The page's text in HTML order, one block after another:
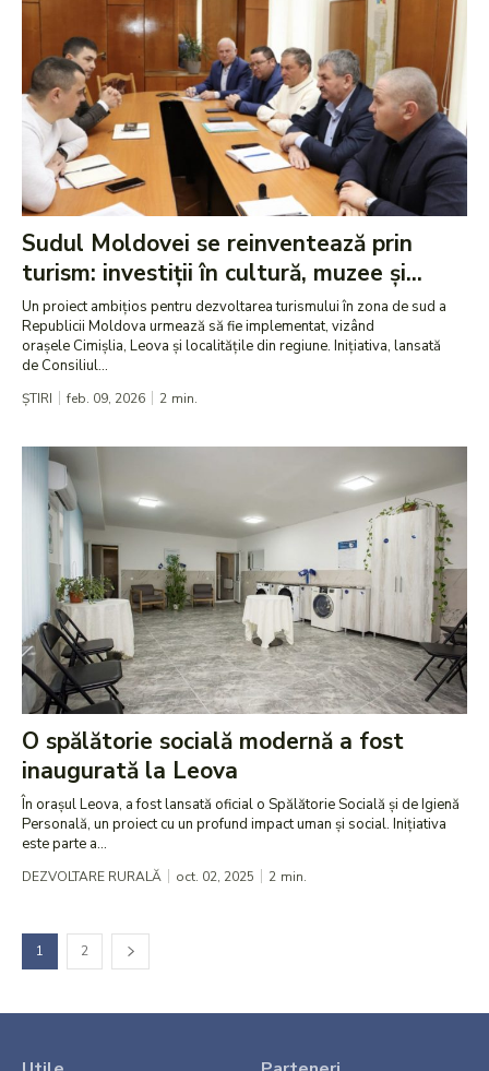
Sudul Moldovei se reinventează prin
turism: investiții în cultură, muzee și...
Un proiect ambițios pentru dezvoltarea turismului în zona de sud a
Republicii Moldova urmează să fie implementat, vizând
orașele Cimișlia, Leova și localitățile din regiune. Inițiativa, lansată
de Consiliul...
ȘTIRI feb. 09, 2026 2 min.
O spălătorie socială modernă a fost
inaugurată la Leova
În orașul Leova, a fost lansată oficial o Spălătorie Socială și de Igienă
Personală, un proiect cu un profund impact uman și social. Inițiativa
este parte a...
DEZVOLTARE RURALĂ oct. 02, 2025 2 min.
1 2